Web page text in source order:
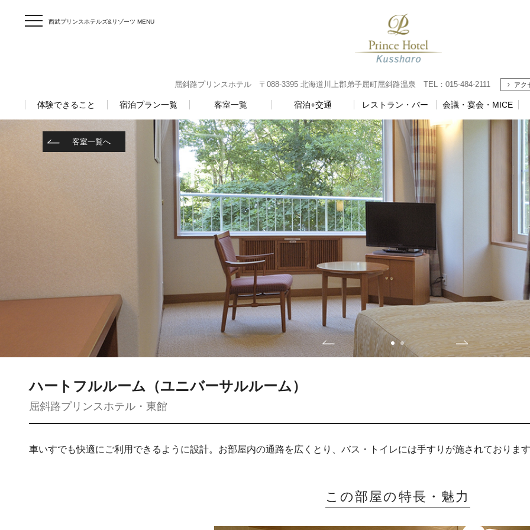
西武プリンスホテルズ&リゾーツ MENU
屈斜路プリンスホテル 〒088-3395 北海道川上郡弟子屈町屈斜路温泉 TEL：015-484-2111 アク
体験できること 宿泊プラン一覧 客室一覧 宿泊+交通 レストラン・バー 会議・宴会・MICE
客室一覧へ
ハートフルルーム（ユニバーサルルーム）
屈斜路プリンスホテル・東館
車いすでも快適にご利用できるように設計。お部屋内の通路を広くとり、バス・トイレには手すりが施されておりま
この部屋の特長・魅力